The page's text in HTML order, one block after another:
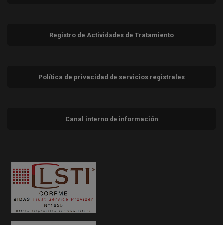
Registro de Actividades de Tratamiento
Política de privacidad de servicios registrales
Canal interno de información